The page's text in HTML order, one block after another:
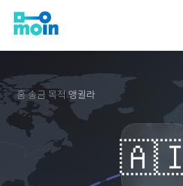
홈›송금 목적›앵귈라